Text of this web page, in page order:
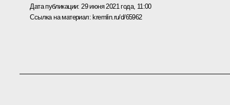
Дата публикации: 29 июня 2021 года, 11:00
Ссылка на материал:kremlin.ru/d/65962